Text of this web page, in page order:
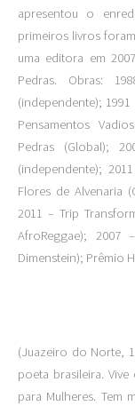
apresentou o
primeiros livros
uma editora em
Pedras. Obras:
(independente);
Pensamentos
Pedras (Global);
(independente);
Flores de Alvenaria
2011 – Trip
AfroReggae); 2007
Dimenstein); Prêmio
(Juazeiro do Norte,
poeta brasileira.
para Mulheres. Tem